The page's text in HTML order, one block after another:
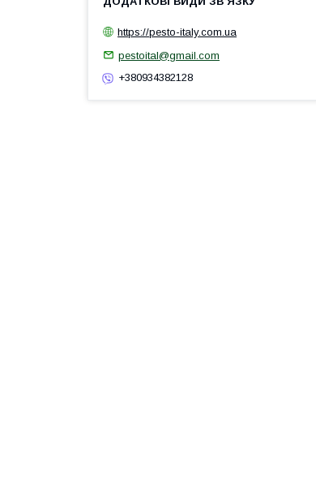
https://pesto-italy.com.ua
pestoital@gmail.com
+380934382128